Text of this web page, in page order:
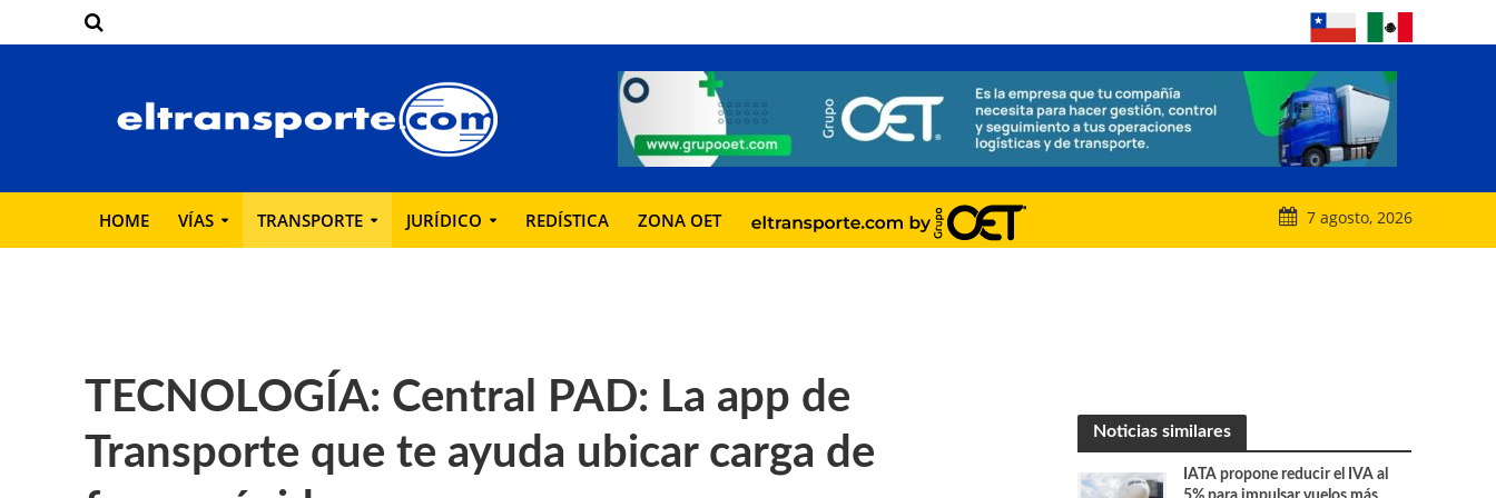
HOME VÍAS TRANSPORTE JURÍDICO REDÍSTICA ZONA OET 7 agosto, 2026
TECNOLOGÍA: Central PAD: La app de
Transporte que te ayuda ubicar carga de
Noticias similares
IATA propone reducir el IVA al